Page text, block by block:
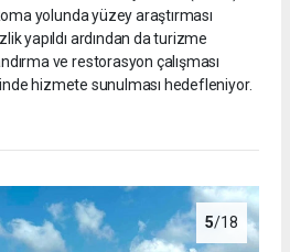
yolunda yüzey araştırması
yapıldı ardından da turizme
ve restorasyon çalışması
hizmete sunulması hedefleniyor.
5/18